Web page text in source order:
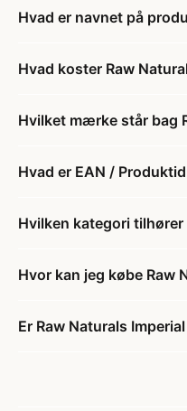
Hvad er navnet på
Hvad koster Raw
Hvilket mærke står bag
Hvad er EAN /
Hvilken kategori tilhører
Hvor kan jeg købe Raw
Er Raw Naturals